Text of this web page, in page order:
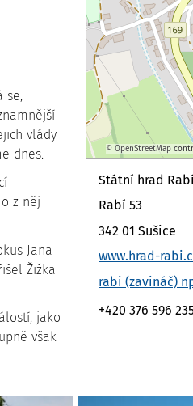
© OpenStreetMap
Státní hrad Rabí
Rabí 53
342 01 Sušice
www.hrad-
rabi (zavináč)
+420 376 596
se,
vlády
dnes.
z něj
Jana
Žižka
jako
však